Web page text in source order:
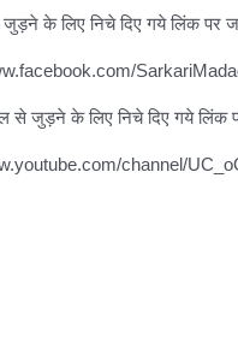
के लिए निचे दिए गये लिंक पर
से जुड़ने के लिए निचे दिए गये लिंक
channel/